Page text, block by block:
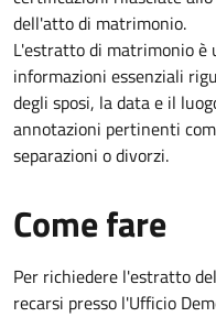
dell'atto di matrimonio.
L'estratto di matrimonio è
informazioni essenziali
degli sposi, la data e il
annotazioni pertinenti
separazioni o divorzi.
Come fare
Per richiedere l'estratto
recarsi presso l'Ufficio